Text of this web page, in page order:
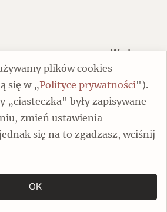
plików cookies
się w „Polityce prywatności").
„ciasteczka" były zapisywane
zmień ustawienia
się na to zgadzasz, wciśnij
OK
Wydawca
00-805 Warszawa
ul. Chmielna 132/134
Ministra Kultury i Dziedzictwa
Narodowego
by Spotkania z Zabytkami